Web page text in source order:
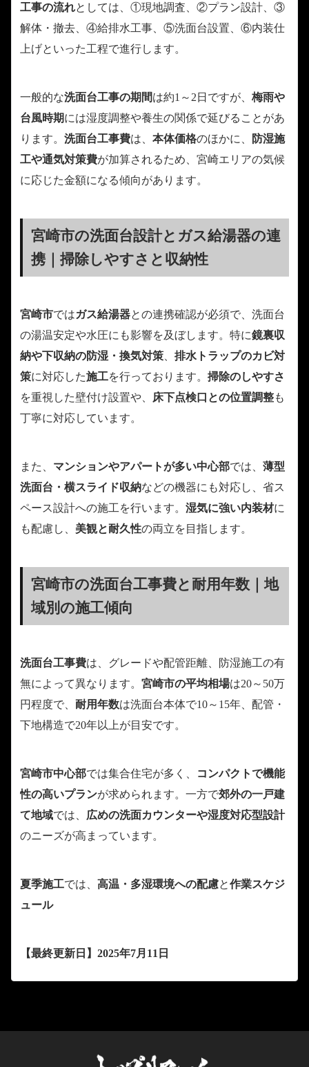
工事の流れとしては、①現地調査、②プラン設計、③
解体・撤去、④給排水工事、⑤洗面台設置、⑥内装仕
上げといった工程で進行します。
一般的な洗面台工事の期間は約1～2日ですが、 梅雨や
台風時期には湿度調整や養生の関係で延びることがあ
ります。 洗面台工事費は、 本体価格のほかに、
防湿施
工や通気対策費が加算されるため、宮崎エリアの気候
に応じた金額になる傾向があります。
宮崎市の洗面台設計とガス給湯器の連
携｜掃除しやすさと収納性
宮崎市ではガス給湯器との連携確認が必須で、洗面台
の湯温安定や水圧にも影響を及ぼします。特に鏡裏収
納や下収納の防湿・換気対策
排水トラップのカビ対
策に対応した施工を行っております。 掃除のしやすさ
を重視した壁付け設置や、
床下点検口との位置調整も
丁寧に対応しています。
また、 マンションやアパートが多い中心部では、 薄型
洗面台・横スライド収納などの機器にも対応し、省ス
ペース設計への施工を行います。 湿気に強い内装材に
も配慮し、 美観と耐久性の両立を目指します。
宮崎市の洗面台工事費と耐用年数｜地
域別の施工傾向
洗面台工事費は、グレードや配管距離、防湿施工の有
無によって異なります。 宮崎市の平均相場は20～50万
円程度で、 耐用年数は洗面台本体で10～15年、配管・
下地構造で20年以上が目安です。
宮崎市中心部では集合住宅が多く、
コンパクトで機能
性の高いプランが求められます。一方で郊外の一戸建
て地域では、 広めの洗面カウンターや湿度対応型設計
のニーズが高まっています。
夏季施工では、 高温・多湿環境への配慮と作業スケジ
ュール
【最終更新日】2025年7月11日